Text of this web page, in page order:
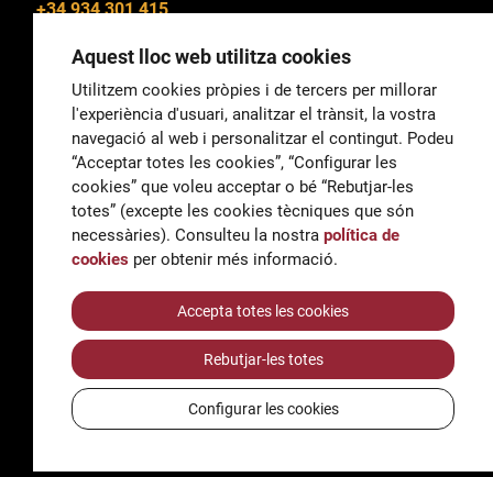
+34 934 301 415
General
correu@escoladeltreball.org
Informació
informacio@escoladeltreball.org
AccessibilitatAvís legal i Política de Privacitat
Política de cookies
Crèdits
Aquest lloc web utilitza cookies
Utilitzem cookies pròpies i de tercers per millorar
l'experiència d'usuari, analitzar el trànsit, la vostra
navegació al web i personalitzar el contingut. Podeu
“Acceptar totes les cookies”, “Configurar les
cookies” que voleu acceptar o bé “Rebutjar-les
totes” (excepte les cookies tècniques que són
necessàries). Consulteu la nostra política de
cookies per obtenir més informació.
Accepta totes les cookies
Rebutjar-les totes
Configurar les cookies